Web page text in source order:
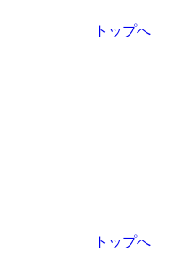
トップへ
トップへ